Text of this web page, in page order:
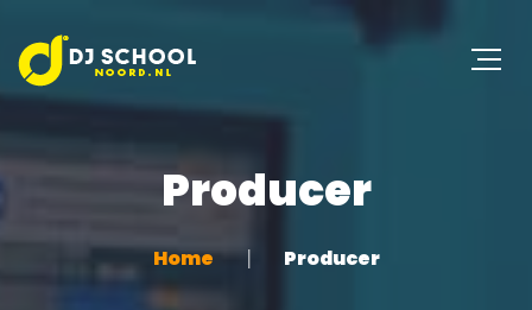
Producer
Home Producer